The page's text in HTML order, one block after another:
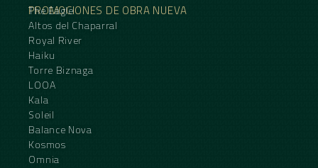
PROMOCIONES DE OBRA NUEVA
The Eagle
Altos del Chaparral
Royal River
Haiku
Torre Biznaga
LOOA
Kala
Soleil
Balance Nova
Kosmos
Omnia